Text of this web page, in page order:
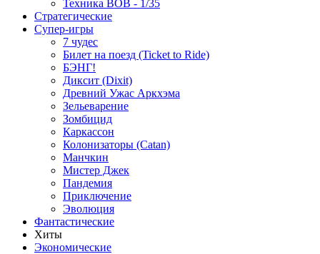
Техника ВОВ - 1/35
Стратегические
Супер-игры
7 чудес
Билет на поезд (Ticket to Ride)
БЭНГ!
Диксит (Dixit)
Древний Ужас Аркхэма
Зельеварение
Зомбицид
Каркассон
Колонизаторы (Catan)
Манчкин
Мистер Джек
Пандемия
Приключение
Эволюция
Фантастические
Хиты
Экономические